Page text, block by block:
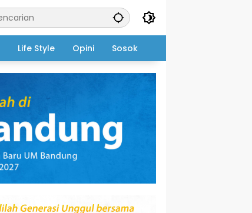
Life Style Opini Sosok